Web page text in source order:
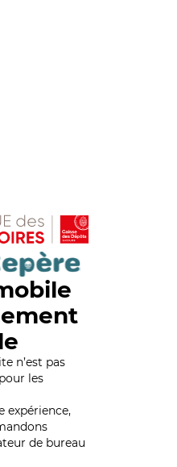
n’est pas
les
expérience,
de bureau